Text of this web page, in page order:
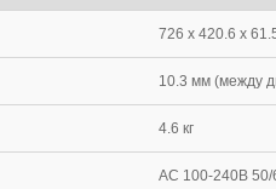
726 x 420.6 x
10.3 мм (между
4.6 кг
AC 100-240В 50/